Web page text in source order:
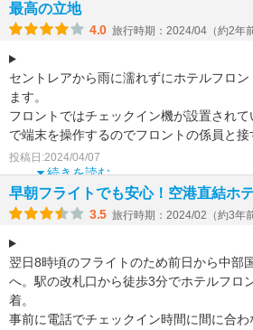
最高の立地
4.0 旅行時期：2024/04（約2年前
セントレアから雨に濡れずにホテルフロン
ます。
フロントではチェックイン機が設置されて
で端末を操作するのでフロントの係員と接
くチェックインができます。
無料朝食はそれなりの内
続きを読む
投稿日:2024/04/07
早朝フライトでも安心！空港直結ホ
3.5 旅行時期：2024/02（約3年前
翌日8時頃のフライトのため前日から中部
へ。駅の改札口から徒歩3分でホテルフロ
着。
事前に電話でチェックイン時間に間に合わ